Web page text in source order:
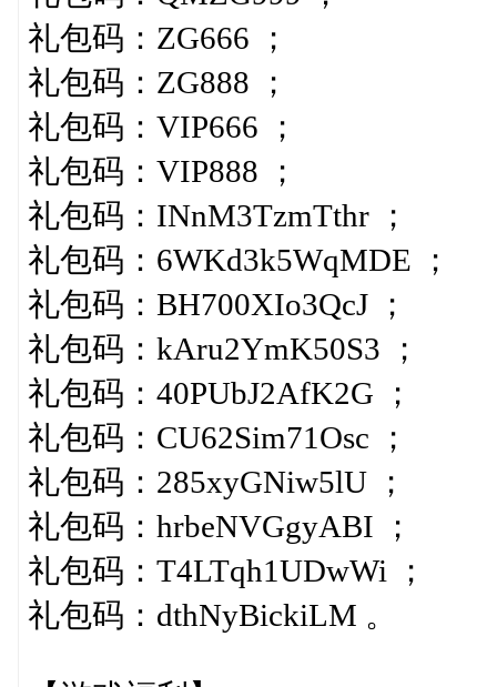
礼包码：ZG666 ；
礼包码：ZG888 ；
礼包码：VIP666 ；
礼包码：VIP888 ；
礼包码：INnM3TzmTthr ；
礼包码：6WKd3k5WqMDE ；
礼包码：BH700XIo3QcJ ；
礼包码：kAru2YmK50S3 ；
礼包码：40PUbJ2AfK2G ；
礼包码：CU62Sim71Osc ；
礼包码：285xyGNiw5lU ；
礼包码：hrbeNVGgyABI ；
礼包码：T4LTqh1UDwWi ；
礼包码：dthNyBickiLM 。